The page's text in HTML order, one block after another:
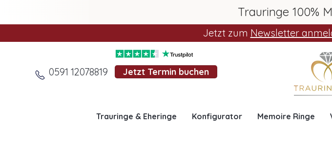
Trauringe 100%
Jetzt zum Newsletter
0591 12078819 Jetzt Termin buchen
Trauringe & Eheringe Konfigurator Memoire Ringe